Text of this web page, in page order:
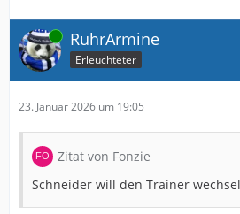
Online RuhrArmine
Erleuchteter
23. Januar 2026 um 19:05
Zitat von Fonzie
Schneider will den Trainer